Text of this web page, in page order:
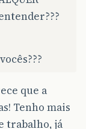
que a
Tenho mais
trabalho, já